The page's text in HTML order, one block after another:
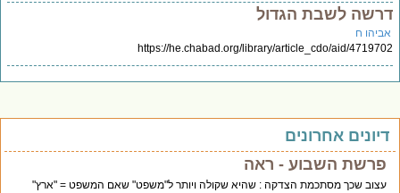
לשבת הגדול
ח
https://he.chabad.org/library/article_cdo/aid/
אחרונים
פרשת השבוע - ראה
עצוב שכך מסתכמת הצדקה : שהיא שקולה ויותר ל"משפט" שאם המשפט = "ארץ"